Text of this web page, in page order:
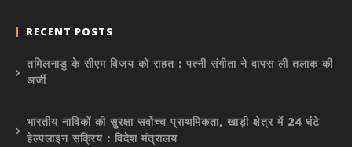
RECENT POSTS
तमिलनाडु के सीएम विजय को राहत : पत्नी संगीता ने वापस ली तलाक की
अर्जी
भारतीय नाविकों की सुरक्षा सर्वोच्च प्राथमिकता, खाड़ी क्षेत्र में 24 घंटे
हेल्पलाइन सक्रिय : विदेश मंत्रालय